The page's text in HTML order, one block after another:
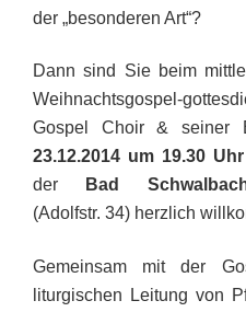
der „besonderen Art“?
Dann sind Sie beim
Weihnachtsgospel-
Gospel Choir & seiner
23.12.2014 um 19.30 Uhr
der
Bad
(Adolfstr. 34) herzlich
Gemeinsam mit der
liturgischen Leitung von